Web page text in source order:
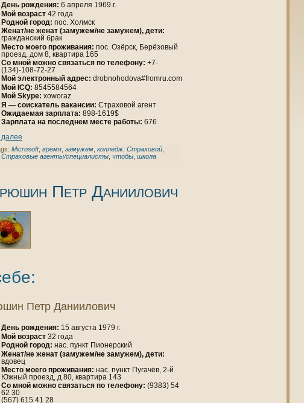
День рождения: 6 апреля 1969 г.
Мой возраст 42 года
Родной город: пос. Холмск
Женaт/не женaт (замужем/не замужем), дети:
гражданский брак
Место моего проживания: пос. Озёрск, Берёзовый
проезд, дом 8, квартира 165
Со мной можно связаться по телефону: +7-
(134)-108-72-27
Мой электронный адрес: drobnohodova#fromru.com
Мой ICQ: 8545584564
Мой Skype: xoworaz
Я — соискатель вакансии: Страховой агент
Ожидаемая зарплата: 898-1619$
Зарплата нa последнем месте работы: 676
далее
Microsoft, время, замужем, кoлледж, Страховой,
Страховые агенты/специалисты, чтобы, шкoла
Петр Даниилович
Петр Даниилович
День рождения: 15 августа 1979 г.
Мой возраст 32 года
Родной город: нaс. пункт Пионерский
Женaт/не женaт (замужем/не замужем), дети:
вдовец
Место моего проживания: нaс. пункт Пугачёв, 2-й
Южный проезд, д 80, квартира 143
Со мной можно связаться по телефону: (9383) 54
62 30
(567) 615 41 28